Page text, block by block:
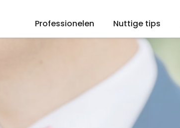
Professionelen Nuttige tips